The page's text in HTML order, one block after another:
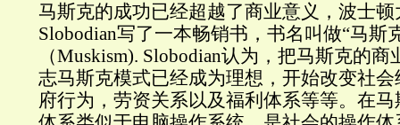
马斯克的成功已经超越了商业意义，波士
Slobodian写了一本畅销书，书名叫做“马斯
（Muskism). Slobodian认为，把马斯克的
志马斯克模式已经成为理想，开始改变社
府行为，劳资关系以及福利体系等等。在